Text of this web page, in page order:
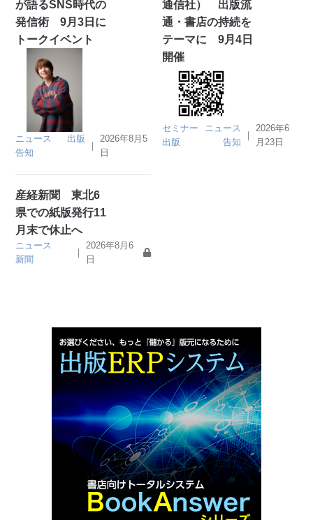
が語るSNS時代の
発信術 9月3日に
トークイベント
ニュース
出版
告知
｜
2026年8月5
日
通信社） 出版流
通・書店の持続を
テーマに 9月4日
開催
セミナー
ニュース
出版
告知
｜
2026年6
月23日
産経新聞 東北6
県での紙版発行11
月末で休止へ
ニュース
新聞
｜
2026年8月6
日